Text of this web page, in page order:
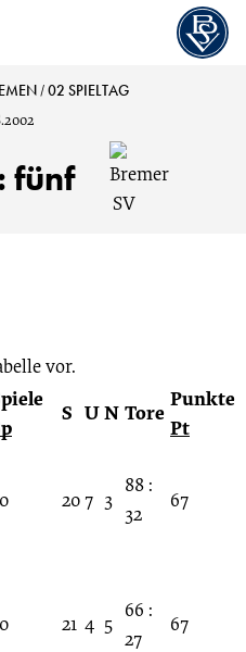
/02 SPIELTAG
fünf
vor.
S U N Tore
Punkte
Pt
207 3
88 :
32
67
21 4 5
66 :
27
67